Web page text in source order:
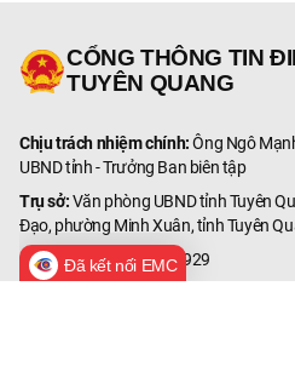
CỔNG THÔNG TIN
TUYÊN QUANG
Chịu trách nhiệm chính:Ông Ngô
UBND tỉnh - Trưởng Ban biên tập
Trụ sở:Văn phòng UBND tỉnh Tuyên
Đạo, phường Minh Xuân, tỉnh Tuyên
Điện thoại:0207.6251.929
Đã kết nối EMC